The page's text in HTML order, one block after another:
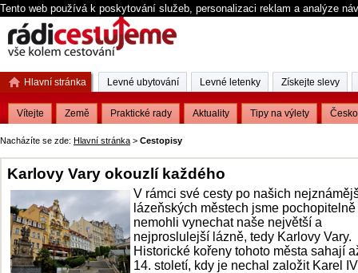
Tento web používá k poskytování služeb, personalizaci reklam a analýze
Nacházíte se zde: Hlavní stránka > Cestopisy
Karlovy Vary okouzlí každého
V rámci své cesty po našich
lázeňských městech jsme pochopitelně
nemohli vynechat naše největší a
nejproslulejší lázně, tedy Karlovy Vary.
Historické kořeny tohoto města sahají
14. století, kdy je nechal založit Karel
Hlavní stránka
Vítejte Země Praktické rady Aktuality Tipy na výlety Česko
Levné ubytování Levné letenky Získejte slevy